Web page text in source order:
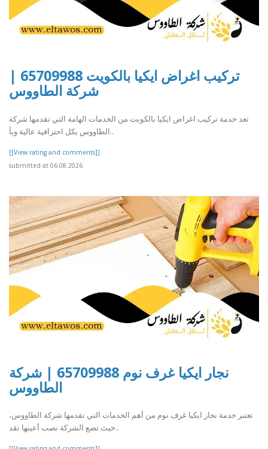
تركيب اغراض ايكيا بالكويت 65709988 |
شركة الطاووس
تعد خدمة تركيب اغراض ايكيا بالكويت من الخدمات الهامة التي تقدمها شركة
الطاووس بكل احترافية عالية وبأ..
[[View rating and comments]]
submitted at 06.08.2026
نجار ايكيا غرف نوم 65709988 | شركة
الطاووس
تعتبر خدمة نجار ايكيا غرف نوم من أهم الخدمات التي تقدمها شركة الطاووس،
حيث تضع الشركة نصب أعينها تقد..